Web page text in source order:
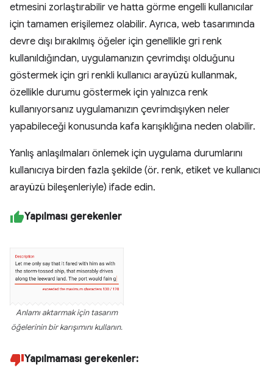
etmesini zorlaştırabilir ve hatta görme engelli kullanıcılar
için tamamen erişilemez olabilir. Ayrıca, web tasarımında
devre dışı bırakılmış öğeler için genellikle gri renk
kullanıldığından, uygulamanızın çevrimdışı olduğunu
göstermek için gri renkli kullanıcı arayüzü kullanmak,
özellikle durumu göstermek için yalnızca renk
kullanıyorsanız uygulamanızın çevrimdışıyken neler
yapabileceği konusunda kafa karışıklığına neden olabilir.
Yanlış anlaşılmaları önlemek için uygulama durumlarını
kullanıcıya birden fazla şekilde (ör. renk, etiket ve kullanıcı
arayüzü bileşenleriyle) ifade edin.
Yapılması gerekenler
Anlamı aktarmak için tasarım
öğelerinin bir karışımını kullanın.
Yapılmaması gerekenler: